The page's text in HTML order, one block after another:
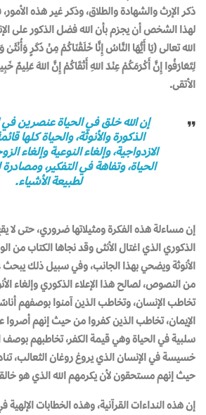
ذكر الإرث والشهادة والطلاق، وذكر غير هذه
لهذا الشخص أن يجزم بأن الله فضل الذكور على
الله تعالى (يَا أَيُّهَا النَّاسُ إِنَّا خَلَقْنَاكُمْ مِنْ ذَكَرٍ
لِتَعَارَفُوا إِنَّ أَكْرَمَكُمْ عِنْدَ اللهِ أَتْقَاكُمْ إِنَّ اللهَ عَلِيمٌ
الأتقى.
إن الله خلق في الحياة عنصرين في
الذكورة والأنوثة، والحياة كلها
الازدواجية، وإلغاء النوعية وإلغاء
الحياة، وتفاهة في التفكير، ومصادرة
لطبيعة الأشياء.
إن مساءلة هذه الفكرة ومثيلاتها ضروري، حتى لا
الذكوري الذي اغتال الأنثى وقد نجاها الكتاب من
الأنوثة ويضحي بهذا الجانب، وفي سبيل ذلك
من النصوص، لصالح هذا الإعلاء الذكوري وإلغاء
تخاطب الإنسان، وتخاطب الذين آمنوا بوصفهم
الإيمان، تخاطب الذين كفروا من حيث إنهم أصروا
سلبية في الحياة وهي قيمة الكفر، تخاطبهم
خسيسة في الإنسان الذي يروغ روغان الثعالب،
حيث إنهم مستحقون لأن يكرمهم الله الذي هو
إن هذه النداءات القرآنية، وهذه الخطابات الإلهية